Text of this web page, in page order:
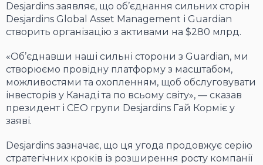
Desjardins заявляє, що об’єднання сильних сторін
Desjardins Global Asset Management і Guardian
створить організацію з активами на $280 млрд.
«Об’єднавши наші сильні сторони з Guardian, ми
створюємо провідну платформу з масштабом,
можливостями та охопленням, щоб обслуговувати
інвесторів у Канаді та по всьому світу», — сказав
президент і CEO групи Desjardins Гай Корміє у
заяві.
Desjardins зазначає, що ця угода продовжує серію
стратегічних кроків із розширення росту компанії